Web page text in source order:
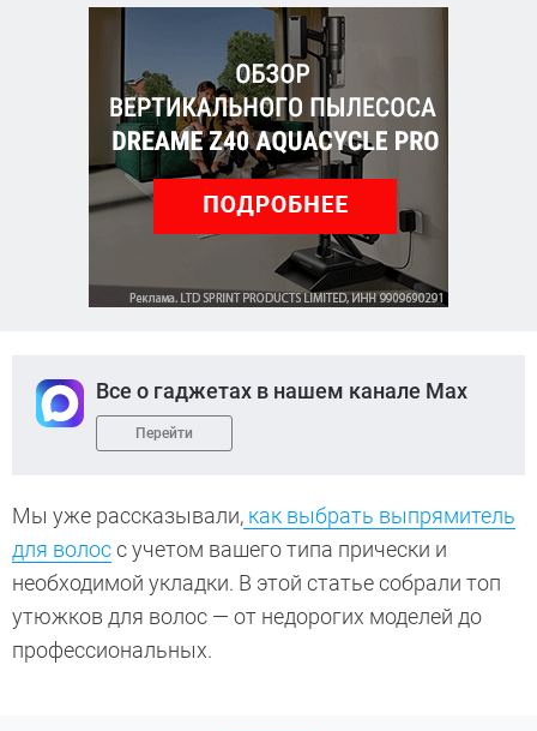
Все о гаджетах в нашем канале Max
Перейти
Мы уже рассказывали, как выбрать выпрямитель
для волосс учетом вашего типа прически и
необходимой укладки. В этой статье собрали топ
утюжков для волос — от недорогих моделей до
профессиональных.